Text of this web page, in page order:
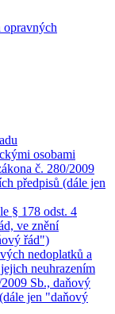
opravných
osobami
č. 280/2009
předpisů (dále jen
§ 178 odst. 4
ve znění
řád")
nedoplatků a
neuhrazením
Sb., daňový
jen "daňový